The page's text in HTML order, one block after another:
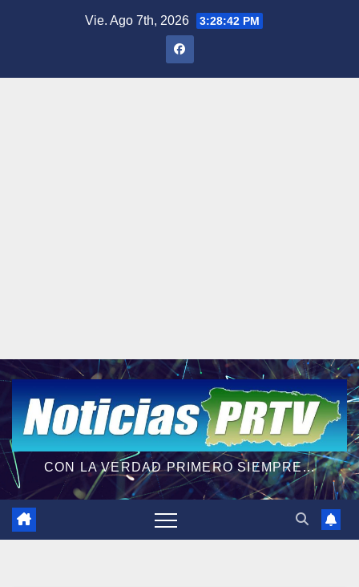
Vie. Ago 7th, 2026 3:28:43 PM
CON LA VERDAD PRIMERO SIEMPRE...